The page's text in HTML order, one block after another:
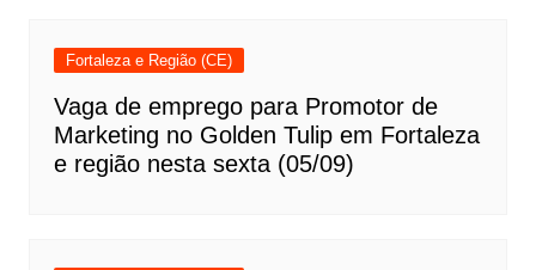
Fortaleza e Região (CE)
Vaga de emprego para Promotor de
Marketing no Golden Tulip em Fortaleza
e região nesta sexta (05/09)